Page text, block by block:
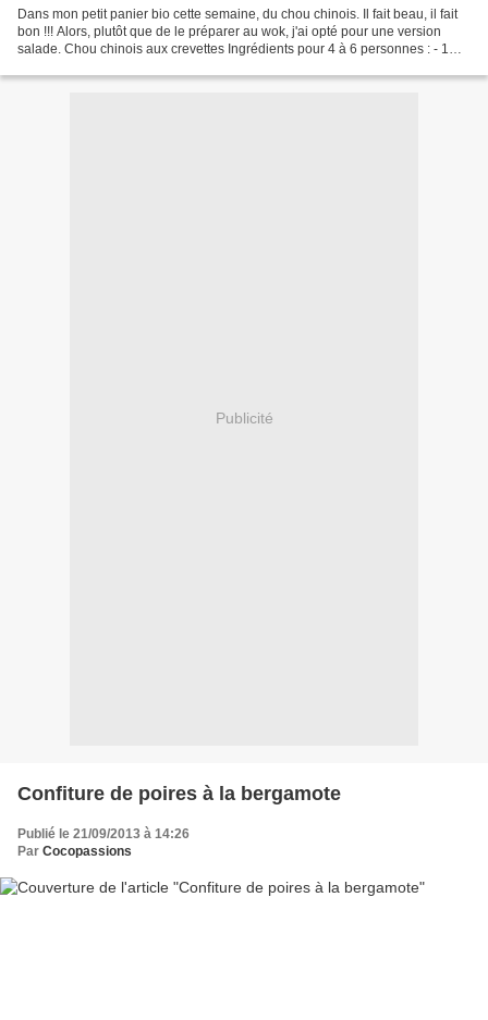
Dans mon petit panier bio cette semaine, du chou chinois. Il fait beau, il fait
bon !!! Alors, plutôt que de le préparer au wok, j'ai opté pour une version
salade. Chou chinois aux crevettes Ingrédients pour 4 à 6 personnes : - 1
Publicité
Confiture de poires à la bergamote
Publié le 21/09/2013 à 14:26
Par Cocopassions